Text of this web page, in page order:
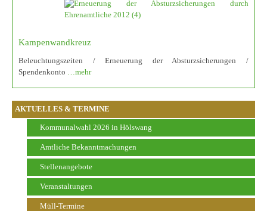
AKTUELLES & TERMINE
Kommunalwahl 2026 in Hölswang
Amtliche Bekanntmachungen
Stellenangebote
Veranstaltungen
Müll-Termine
Kampenwandkreuz
Beleuchtungszeiten / Erneuerung der Absturzsicherungen /
Spendenkonto …mehr